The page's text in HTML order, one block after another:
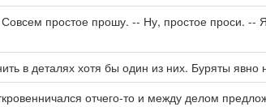
Совсем простое прошу. -- Ну, простое проси. --
в деталях хотя бы один из них. Буряты явно
отчего-то и между делом